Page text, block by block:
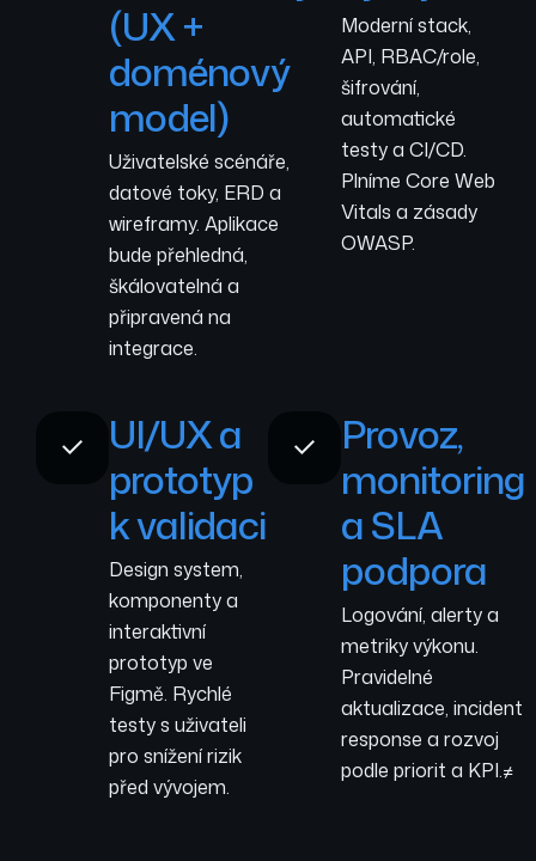
(UX +
doménový
model)
Uživatelské scénáře,
datové toky, ERD a
wireframy. Aplikace
bude přehledná,
škálovatelná a
připravená na
integrace.
Moderní stack,
API, RBAC/role,
šifrování,
automatické
testy a CI/CD.
Plníme Core Web
Vitals a zásady
OWASP.
UI/UX a
prototyp
k validaci
Design system,
komponenty a
interaktivní
prototyp ve
Figmě. Rychlé
testy s uživateli
pro snížení rizik
před vývojem.
Provoz,
monitoring
a SLA
podpora
Logování, alerty a
metriky výkonu.
Pravidelné
aktualizace, incident
response a rozvoj
podle priorit a KPI.≠